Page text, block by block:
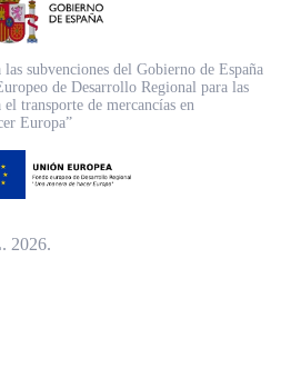
las subvenciones del Gobierno de España
de Desarrollo Regional para las
transporte de mercancías en
Europa”
2026.